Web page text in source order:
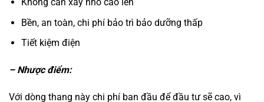
Bền, an toàn, chi phí bảo trì bảo dưỡng thấp
Tiết kiệm điện
– Nhược điểm:
Với dòng thang này chi phí ban đầu để đầu tư sẽ cao, vì